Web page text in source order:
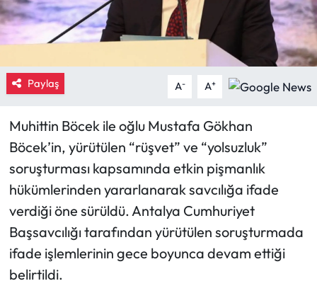
Paylaş A- A+
Muhittin Böcek ile oğlu Mustafa Gökhan
Böcek’in, yürütülen “rüşvet” ve “yolsuzluk”
soruşturması kapsamında etkin pişmanlık
hükümlerinden yararlanarak savcılığa ifade
verdiği öne sürüldü. Antalya Cumhuriyet
Başsavcılığı tarafından yürütülen soruşturmada
ifade işlemlerinin gece boyunca devam ettiği
belirtildi.
İskilip Haberleri
Kimdir?
Kültür Sanat
Laçin Haberleri
Magazin
Mecitözü Haberleri
Oğuzlar Haberleri